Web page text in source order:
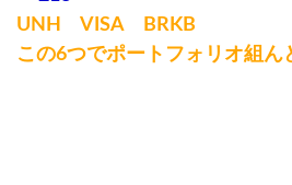
UNH VISA BRKB
この6つでポートフォリオ組ん